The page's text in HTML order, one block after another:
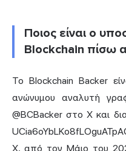
Ποιος είναι ο
Blockchain πίσω
Το Blockchain Backer
ανώνυμου αναλυτή
@BCBacker στο X και
X, από τον Μάιο του